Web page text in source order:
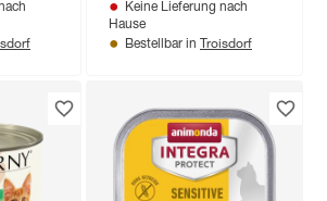
Keine Lieferung nach
Hause
Bestellbar in Troisdorf